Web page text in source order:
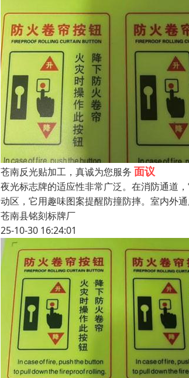
苍南反光贴加工，真诚为您服务 面议
夜光标志牌的适应性非常广泛。在消防通道
动区，它用趣味图案提醒防撞防摔。室内外
苍南县铭刻标牌厂
25-10-30 16:24:01